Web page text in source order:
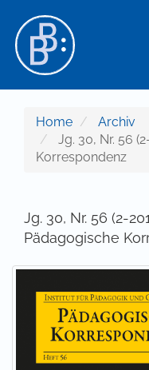
Hauptinhalt
Sidebar
Home
Archiv
Jg. 30, Nr. 56
Korrespondenz
Jg. 30, Nr. 56 (2-
Pädagogische